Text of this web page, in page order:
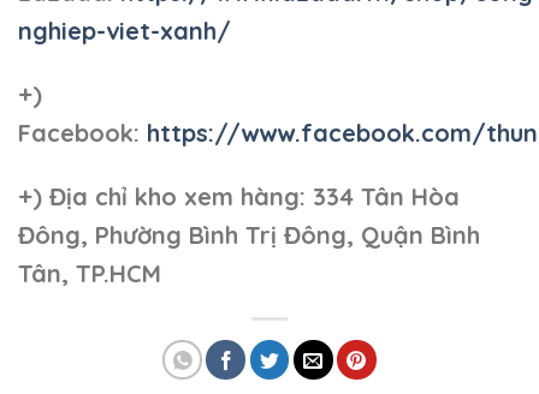
nghiep-viet-xanh/
+)
Facebook: https://www.facebook.com/
+) Địa chỉ kho xem hàng: 334 Tân Hòa
Đông, Phường Bình Trị Đông, Quận Bình
Tân, TP.HCM